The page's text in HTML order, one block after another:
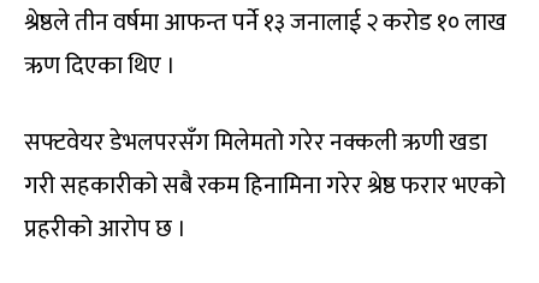
श्रेष्ठले तीन वर्षमा आफन्त पर्ने १३ जनालाई २ करोड १० लाख
ऋण दिएका थिए ।
सफ्टवेयर डेभलपरसँग मिलेमतो गरेर नक्कली ऋणी खडा
गरी सहकारीको सबै रकम हिनामिना गरेर श्रेष्ठ फरार भएको
प्रहरीको आरोप छ ।